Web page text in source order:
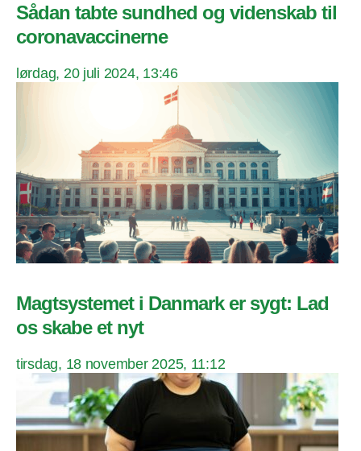
Sådan tabte sundhed og videnskab til
coronavaccinerne
lørdag, 20 juli 2024, 13:46
Magtsystemet i Danmark er sygt: Lad
os skabe et nyt
tirsdag, 18 november 2025, 11:12